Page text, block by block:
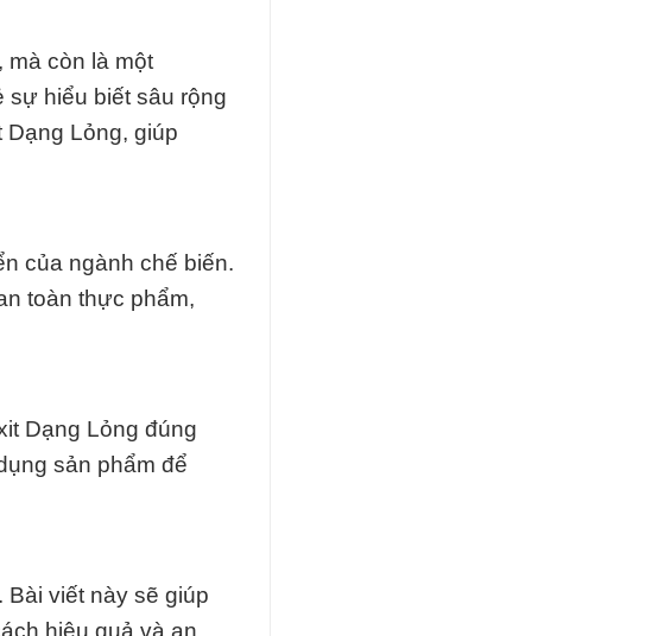
mà còn là một
sự hiểu biết sâu rộng
Lỏng, giúp
của ngành chế biến.
toàn thực phẩm,
Dạng Lỏng đúng
sản phẩm để
viết này sẽ giúp
hiệu quả và an